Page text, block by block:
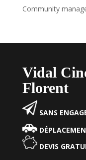
Community
Vidal
Florent
SANS
DEVIS